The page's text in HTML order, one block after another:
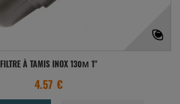
FILTRE À TAMIS INOX 130Μ 1"
4.57 €